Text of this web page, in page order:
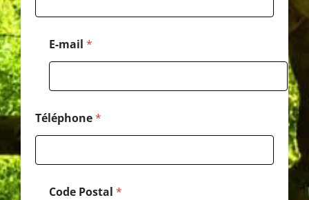
E-mail *
p
o
n
e
N
o
m
Téléphone*
Code Postal *